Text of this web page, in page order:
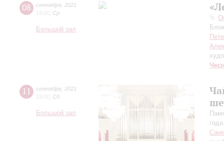
08 сентября 2021
19:00 Ср
Большой зал
11 сентября 2021
19:00 Сб
Большой зал
года